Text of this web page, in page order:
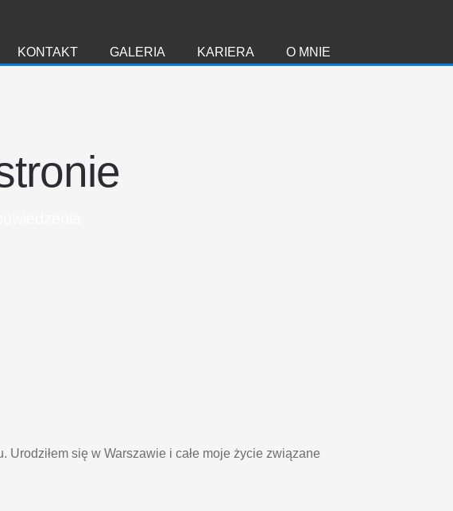
O MNIE
KARIERA
GALERIA
KONTAKT
Urodziłem się w Warszawie i całe moje życie związane